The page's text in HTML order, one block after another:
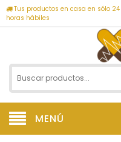
Tus productos en casa en sólo
horas hábiles
MENÚ